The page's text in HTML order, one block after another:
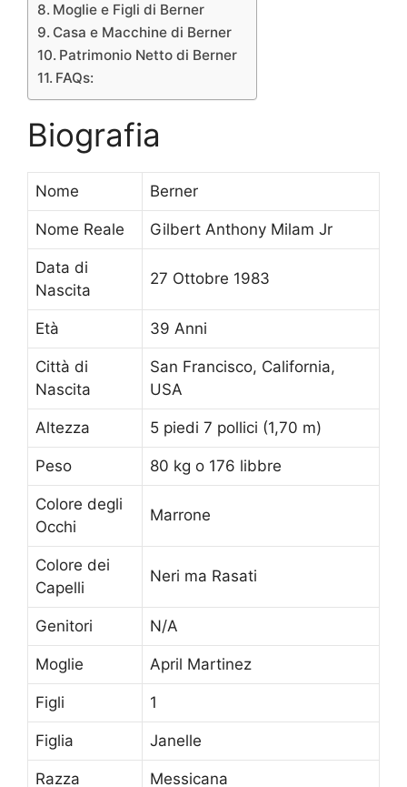
Moglie e Figli di Berner
Casa e Macchine di Berner
Patrimonio Netto di Berner
FAQs:
Biografia
Nome Berner
Nome Reale Gilbert Anthony Milam Jr
Data di
Nascita
27 Ottobre 1983
Età 39 Anni
Città di
Nascita
San Francisco, California,
USA
Altezza 5 piedi 7 pollici (1,70 m)
Peso 80 kg o 176 libbre
Colore degli
Occhi
Marrone
Colore dei
Capelli
Neri ma Rasati
Genitori N/A
Moglie April Martinez
Figli 1
Figlia Janelle
Razza Messicana